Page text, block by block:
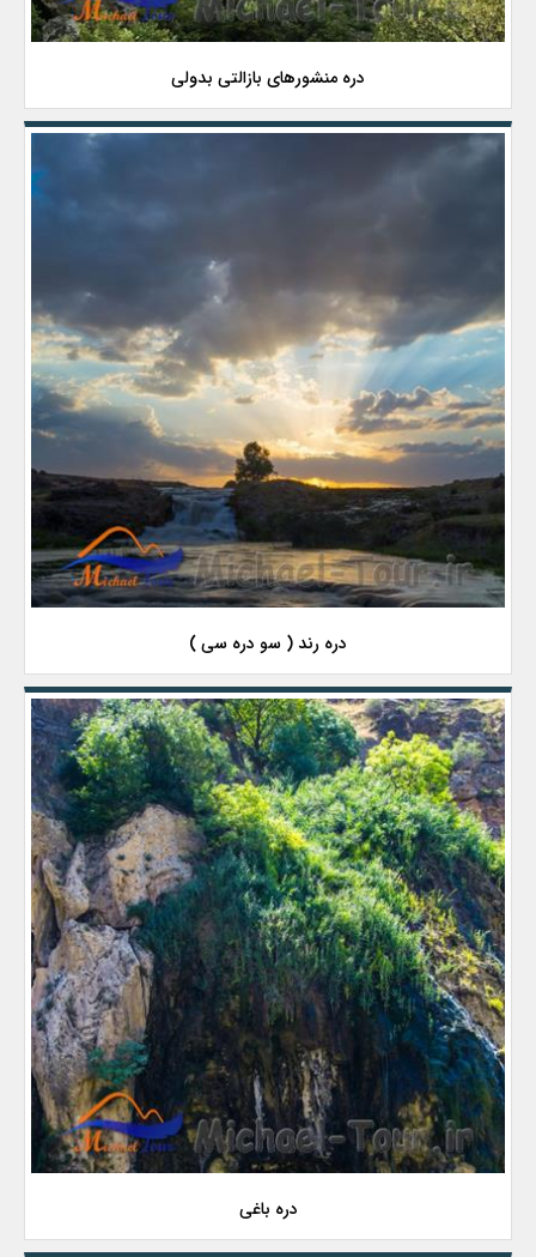
دره منشورهای بازالتی بدولی
دره رند ( سو دره سی )
دره باغی